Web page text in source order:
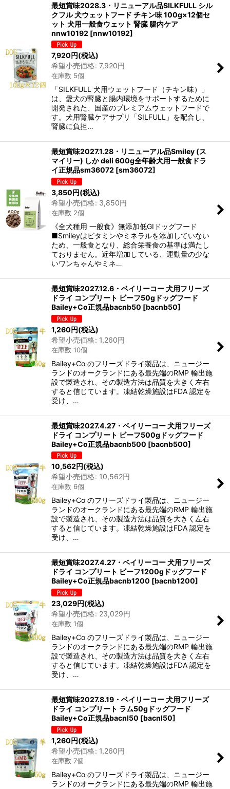
最短賞味2028.3・リニューアル品SILKFULL シル
クフル 犬ウェットフード チキン味 100g×12個セ
ット 犬用一般食ウェット 腎臓 腸内ケア
nnw10192 [nnw10192]
7,920円(税込)
希望小売価格: 7,920円
在庫数 5個
「SILKFULL 犬用ウェットフード（チキン味）」
は、愛犬の腎臓と腸内環境をサポートするために
開発された、国産のプレミアムウェットフードで
す。犬用腎臓ケアサプリ「SILFULL」を配合し、
腎臓に負担…
最短賞味2027.1.28・リニューアル品Smiley (ス
マイリー) しか deli 600g全年齢犬用一般食ドラ
イ正規品sm36072 [sm36072]
3,850円(税込)
希望小売価格: 3,850円
在庫数 2個
《全犬種用 一般食》無添加低GIドッグフード
■Smileyはビタミンやミネラルを添加していない
ため、一般食となり、総合栄養食の基準は満たし
ておりません。近年増加している、運動量の少な
いワンちゃんやミネ…
最短賞味2027.12.6・ベイリーコー 犬用フリーズ
ドライ コンプリート ビーフ50gドッグフード
Bailey+Co正規品bacnb50 [bacnb50]
1,260円(税込)
希望小売価格: 1,260円
在庫数 10個
Bailey+Co のフリーズドライ製品は、ニュージー
ランドのオークランドにある最先端のRMP 輸出施
設で製造され、その製造方法は品質を大きく左右
すると信じています。凍結乾燥施設はFDA 認定を
受け、…
最短賞味2027.4.27・ベイリーコー 犬用フリーズ
ドライ コンプリート ビーフ500gドッグフード
Bailey+Co正規品bacnb500 [bacnb500]
10,562円(税込)
希望小売価格: 10,562円
在庫数 6個
Bailey+Co のフリーズドライ製品は、ニュージー
ランドのオークランドにある最先端のRMP 輸出施
設で製造され、その製造方法は品質を大きく左右
すると信じています。凍結乾燥施設はFDA 認定を
受け、…
最短賞味2027.4.27・ベイリーコー 犬用フリーズ
ドライ コンプリート ビーフ1200gドッグフード
Bailey+Co正規品bacnb1200 [bacnb1200]
23,029円(税込)
希望小売価格: 23,029円
在庫数 1個
Bailey+Co のフリーズドライ製品は、ニュージー
ランドのオークランドにある最先端のRMP 輸出施
設で製造され、その製造方法は品質を大きく左右
すると信じています。凍結乾燥施設はFDA 認定を
受け、…
最短賞味2027.8.19・ベイリーコー 犬用フリーズ
ドライ コンプリート ラム50gドッグフード
Bailey+Co正規品bacnl50 [bacnl50]
1,260円(税込)
希望小売価格: 1,260円
在庫数 7個
Bailey+Co のフリーズドライ製品は、ニュージー
ランドのオークランドにある最先端のRMP 輸出施